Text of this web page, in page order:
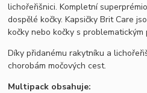
lichořeřišnici. Kompletní
dospělé kočky. Kapsičky Brit Care
kočky nebo kočky s problematickým
Díky přidanému rakytníku a
chorobám močových cest.
Multipack obsahuje: